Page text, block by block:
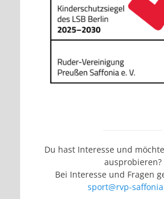
Du hast Interesse und
ausprobieren?
Bei Interesse und Fragen
sport@rvp-